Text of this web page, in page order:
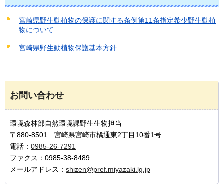
宮崎県野生動植物の保護に関する条例第11条指定希少野生動植
物について
宮崎県野生動植物保護基本方針
お問い合わせ
環境森林部自然環境課野生生物担当
〒880-8501 宮崎県宮崎市橘通東2丁目10番1号
電話： 0985-26-7291
ファクス：0985-38-8489
メールアドレス： shizen@pref.miyazaki.lg.jp